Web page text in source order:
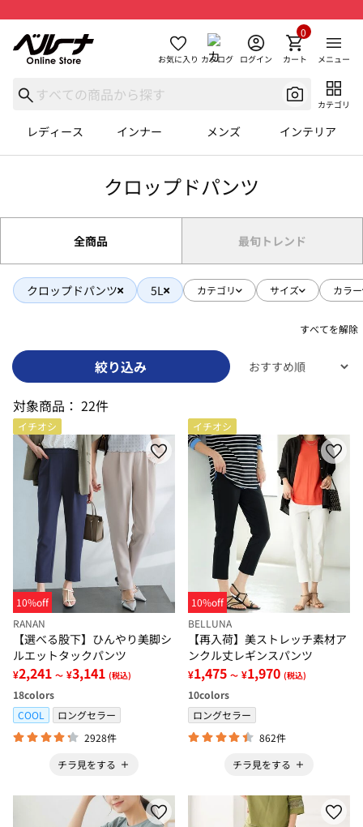
お気に入り カタログ ログイン カート
0
メニュー
カテゴリ
レディース インナー メンズ インテリア
クロップドパンツ
全商品 最旬トレンド
クロップドパンツ 5L カテゴリ サイズ カラー
すべてを解除
絞り込み
対象商品： 22件
イチオシ
10%off
RANAN
【選べる股下】ひんやり美脚シ
ルエットタックパンツ
¥2,241 ～ ¥3,141 (税込)
18colors
COOL
ロングセラー
2928件
チラ見をする
イチオシ
10%off
BELLUNA
【再入荷】美ストレッチ素材ア
ンクル丈レギンスパンツ
¥1,475 ～ ¥1,970 (税込)
10colors
ロングセラー
862件
チラ見をする